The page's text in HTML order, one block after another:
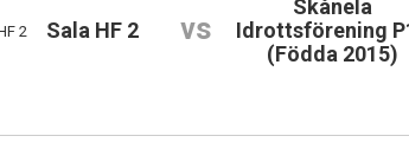
Sala HF 2 vs
Skånela
Idrottsförening
(Födda 2015)